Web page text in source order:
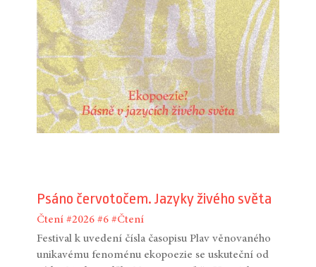
Psáno červotočem. Jazyky živého světa
Čtení #2026 #6 #Čtení
Festival k uvedení čísla časopisu Plav věnovaného
unikavému fenoménu ekopoezie se uskuteční od